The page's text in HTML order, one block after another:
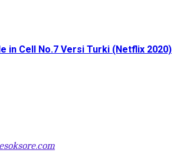
in Cell No.7 Versi Turki (Netflix 2020)